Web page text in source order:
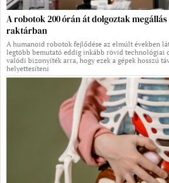
A robotok 200 órán át dolgoztak
raktárban
A humanoid robotok fejlődése az elmúlt években
legtöbb bemutató eddig inkább rövid technológiai
valódi bizonyíték arra, hogy ezek a gépek hosszú
helyettesíteni